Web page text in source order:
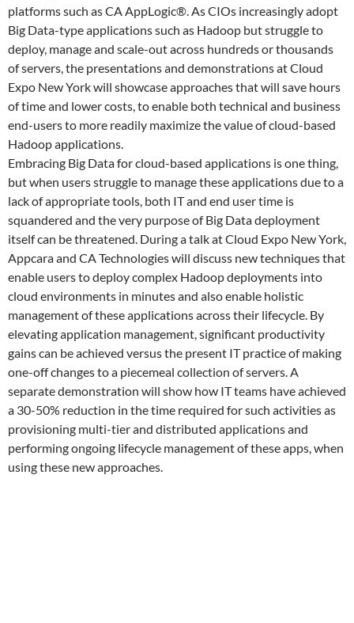
platforms such as CA AppLogic®. As CIOs increasingly adopt
Big Data-type applications such as Hadoop but struggle to
deploy, manage and scale-out across hundreds or thousands
of servers, the presentations and demonstrations at Cloud
Expo New York will showcase approaches that will save hours
of time and lower costs, to enable both technical and business
end-users to more readily maximize the value of cloud-based
Hadoop applications.
Embracing Big Data for cloud-based applications is one thing,
but when users struggle to manage these applications due to a
lack of appropriate tools, both IT and end user time is
squandered and the very purpose of Big Data deployment
itself can be threatened. During a talk at Cloud Expo New York,
Appcara and CA Technologies will discuss new techniques that
enable users to deploy complex Hadoop deployments into
cloud environments in minutes and also enable holistic
management of these applications across their lifecycle. By
elevating application management, significant productivity
gains can be achieved versus the present IT practice of making
one-off changes to a piecemeal collection of servers. A
separate demonstration will show how IT teams have achieved
a 30-50% reduction in the time required for such activities as
provisioning multi-tier and distributed applications and
performing ongoing lifecycle management of these apps, when
using these new approaches.